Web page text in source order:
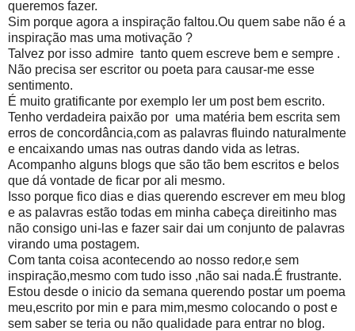
queremos fazer.
Sim porque agora a inspiração faltou.Ou quem sabe não é a
inspiração mas uma motivação ?
Talvez por isso admire tanto quem escreve bem e sempre .
Não precisa ser escritor ou poeta para causar-me esse
sentimento.
É muito gratificante por exemplo ler um post bem escrito.
Tenho verdadeira paixão por uma matéria bem escrita sem
erros de concordância,com as palavras fluindo naturalmente
e encaixando umas nas outras dando vida as letras.
Acompanho alguns blogs que são tão bem escritos e belos
que dá vontade de ficar por ali mesmo.
Isso porque fico dias e dias querendo escrever em meu blog
e as palavras estão todas em minha cabeça direitinho mas
não consigo uni-las e fazer sair dai um conjunto de palavras
virando uma postagem.
Com tanta coisa acontecendo ao nosso redor,e sem
inspiração,mesmo com tudo isso ,não sai nada.É frustrante.
Estou desde o inicio da semana querendo postar um poema
meu,escrito por min e para mim,mesmo colocando o post e
sem saber se teria ou não qualidade para entrar no blog.